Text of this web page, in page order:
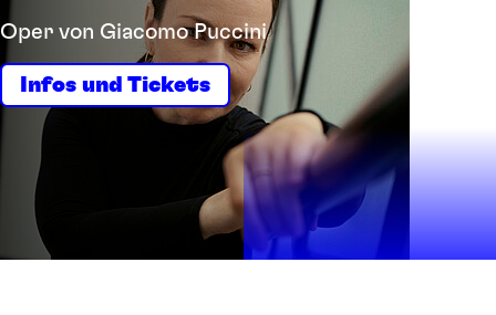
Oper von Giacomo Puccini
Infos und Tickets